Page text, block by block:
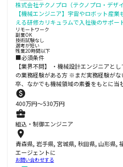
株式会社テクノプロ（テクノプロ・デザイ
【機械エンジニア】宇宙やロボット産
える研修カリキュラムで入社後のサポ
リモートワーク
副業OK
技術試験なし
選考が短い
残業20時間以下
■必須条件
【業界不問】 ・機械設計エンジニアと
の業務経験がある方 ※まだ実務経験が
卒、なかでも機械領域の素養をもとに当
400万円〜530万円
組込・制御エンジニア
青森県, 岩手県, 宮城県, 秋田県, 山形県,
エージェントに
お問い合わせする